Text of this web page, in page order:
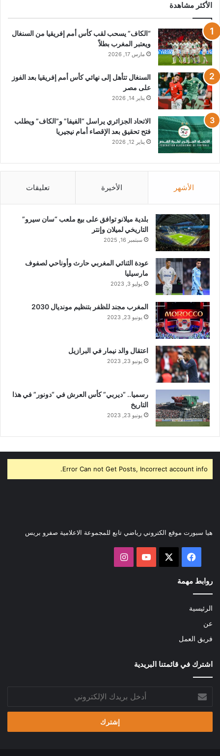
الأكثر مشاهدة
“الكاف” يسحب لقب كأس أمم إفريقيا من السنغال
ويعتبر المغرب بطلاً
مارس 17, 2026
السنغال تتأهل إلى نهائي كأس أمم إفريقيا بعد الفوز
على مصر
يناير 14, 2026
الاتحاد الجزائري يراسل “الفيفا” و”الكاف” ويطلب
فتح تحقيق بعد الإقصاء أمام نيجيريا
يناير 12, 2026
الأشهر الأخيرة تعليقات
بلدية ميلانو توافق على بيع ملعب “سان سيرو”
التاريخي لميلان وإنتر
سبتمبر 16, 2025
عودة الثنائي المغربي حارث وأوناحي لصفوف
مارسيليا
يوليو 3, 2023
المغرب مجند للظفر بتنظيم مونديال 2030
يونيو 23, 2023
اعتقال والد نيمار في البرازيل
يونيو 23, 2023
رسميا.. “ديربي” كأس العرش في “دونور” في هذا
التاريخ
يونيو 23, 2023
Error Can not Get Posts, Incorrect account info.
هيا سبورت موقع الكتروني رياضي تابع للمجموعة الاعلامية صفرو بريس
فيسبوك ‫YouTubeانستقرام
روابط مهمة
الرئيسية
عن
فريق العمل
اشترك في قائمتنا البريدية
بريدك
الإلكتروني